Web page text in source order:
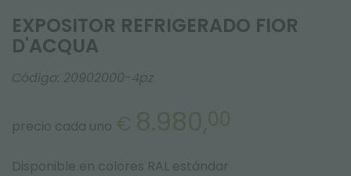
EXPOSITOR REFRIGERADO FIOR
D'ACQUA
Código: 20902000-4pz
precio cada uno € 8.980,00
Disponible en colores RAL estándar